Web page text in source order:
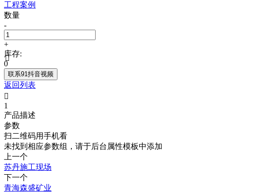
工程案例
数量
-
+
库存:
0
联系91抖音视频
返回列表

1
产品描述
参数
扫二维码用手机看
未找到相应参数组，请于后台属性模板中添加
上一个
苏丹施工现场
下一个
青海森盛矿业
